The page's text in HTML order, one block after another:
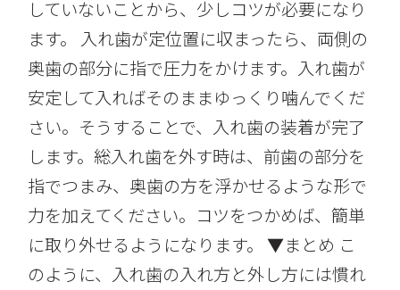
していないことから、少しコツが必要になり
ます。 入れ歯が定位置に収まったら、両側の
奥歯の部分に指で圧力をかけます。入れ歯が
安定して入ればそのままゆっくり噛んでくだ
さい。そうすることで、入れ歯の装着が完了
します。総入れ歯を外す時は、前歯の部分を
指でつまみ、奥歯の方を浮かせるような形で
力を加えてください。コツをつかめば、簡単
に取り外せるようになります。 ▼まとめ こ
のように、入れ歯の入れ方と外し方には慣れ